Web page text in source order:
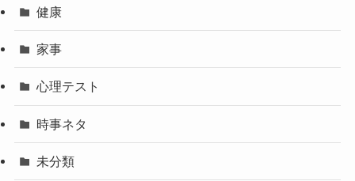
健康
家事
心理テスト
時事ネタ
未分類